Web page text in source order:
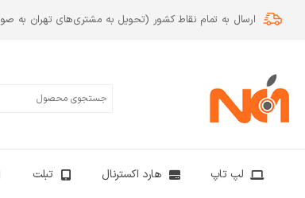
ارسال به تمام نقاط کشور (تحویل به مشتری‌های تهران به
لپ تاپ هارد اکسترنال تبلت